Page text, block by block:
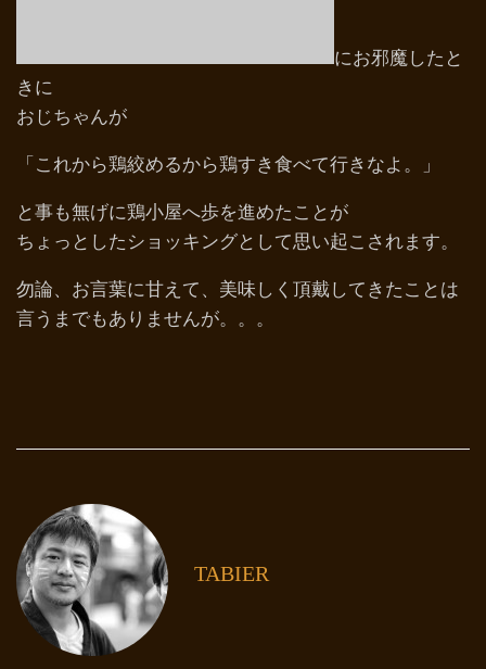
にお邪魔したと
きに
おじちゃんが
「これから鶏絞めるから鶏すき食べて行きなよ。」
と事も無げに鶏小屋へ歩を進めたことが
ちょっとしたショッキングとして思い起こされます。
勿論、お言葉に甘えて、美味しく頂戴してきたことは
言うまでもありませんが。。。
TABIER